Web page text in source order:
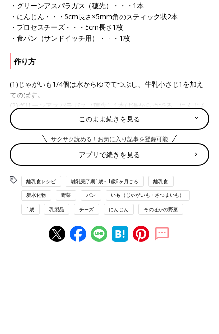
・グリーンアスパラガス（穂先）・・・1本
・にんじん・・・5cm長さ×5mm角のスティック状2本
・プロセスチーズ・・・5cm長さ1枚
・食パン（サンドイッチ用）・・・1枚
作り方
(1)じゃがいも1/4個は水からゆでてつぶし、牛乳小さじ1を加え
てのばす。
(2)グリーンアスパラガス（穂先）1本は湯からゆでる。にんじん
5cm長さ×5mm角のスティック状2本は水からゆでる。プロセス
チーズ5cm長さ1枚は5mm角のスティック状に切る。
(3)食パン（サンドイッチ用）1枚に(1)を塗り、(2)をのせて巻
き、ラップに包んで形を整える。少ししたらはずし、食べやすい
大きさに切る。
■参考：『すぐわかる! 離乳食』（ベネッセコーポレーション
刊）より抜粋。情報は書籍掲載時のものです。
離乳食完了期1歳 ～1歳6ヶ月 [ぱくぱく期] 進め方、食材別レシ
ピ、離乳食動画 きほんの離乳食
離乳食完了期1歳 ～1歳6ヶ月ごろ おすすめレシピ
このまま続きを見る
サクサク読める！お気に入り記事を登録可能
アプリで続きを見る
離乳食レシピ 離乳完了期1歳～1歳6ヶ月ごろ 離乳食
炭水化物 野菜 パン いも（じゃがいも・さつまいも）
1歳 乳製品 チーズ にんじん そのほかの野菜